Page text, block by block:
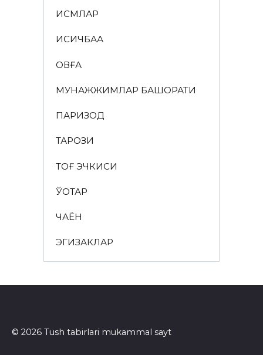
ИСМЛАР
ҚИСҚИЧБАҚА
ҚОВҒА
МУНАЖЖИМЛАР БАШОРАТИ
ПАРИЗОД
ТАРОЗИ
ТОҒ ЭЧКИСИ
ЎҚОТАР
ЧАЁН
ЭГИЗАКЛАР
© 2026 Tush tabirlari mukammal sayt